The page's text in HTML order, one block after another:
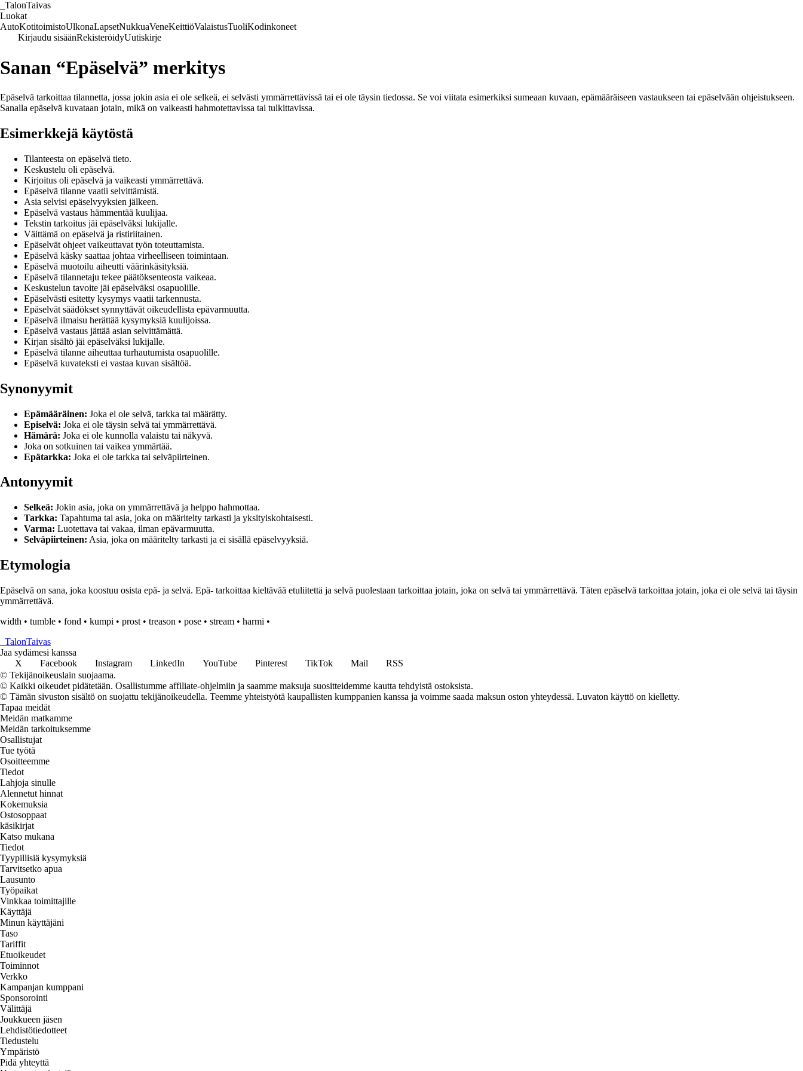
TalonTaivas
Luokat
AutoKotitoimistoUlkonaLapsetNukkuaVeneKeittiöValaistusTuoliKodinkoneet
Kirjaudu sisäänRekisteröidyUutiskirje
Sanan “Epäselvä” merkitys
Epäselvä tarkoittaa tilannetta, jossa jokin asia ei ole selkeä, ei selvästi ymmärrettävissä tai ei ole täysin tiedossa. Se voi viitata esimerkiksi sumeaan kuvaan, epämääräiseen vastaukseen tai epäselvään ohjeistukseen.
Sanalla epäselvä kuvataan jotain, mikä on vaikeasti hahmotettavissa tai tulkittavissa.
Esimerkkejä käytöstä
Tilanteesta on epäselvä tieto.
Keskustelu oli epäselvä.
Kirjoitus oli epäselvä ja vaikeasti ymmärrettävä.
Epäselvä tilanne vaatii selvittämistä.
Asia selvisi epäselvyyksien jälkeen.
Epäselvä vastaus hämmentää kuulijaa.
Tekstin tarkoitus jäi epäselväksi lukijalle.
Väittämä on epäselvä ja ristiriitainen.
Epäselvät ohjeet vaikeuttavat työn toteuttamista.
Epäselvä käsky saattaa johtaa virheelliseen toimintaan.
Epäselvä muotoilu aiheutti väärinkäsityksiä.
Epäselvä tilannetaju tekee päätöksenteosta vaikeaa.
Keskustelun tavoite jäi epäselväksi osapuolille.
Epäselvästi esitetty kysymys vaatii tarkennusta.
Epäselvät säädökset synnyttävät oikeudellista epävarmuutta.
Epäselvä ilmaisu herättää kysymyksiä kuulijoissa.
Epäselvä vastaus jättää asian selvittämättä.
Kirjan sisältö jäi epäselväksi lukijalle.
Epäselvä tilanne aiheuttaa turhautumista osapuolille.
Epäselvä kuvateksti ei vastaa kuvan sisältöä.
Synonyymit
Epämääräinen: Joka ei ole selvä, tarkka tai määrätty.
Episelvä: Joka ei ole täysin selvä tai ymmärrettävä.
Hämärä: Joka ei ole kunnolla valaistu tai näkyvä.
Joka on sotkuinen tai vaikea ymmärtää.
Epätarkka: Joka ei ole tarkka tai selväpiirteinen.
Antonyymit
Selkeä: Jokin asia, joka on ymmärrettävä ja helppo hahmottaa.
Tarkka: Tapahtuma tai asia, joka on määritelty tarkasti ja yksityiskohtaisesti.
Varma: Luotettava tai vakaa, ilman epävarmuutta.
Selväpiirteinen: Asia, joka on määritelty tarkasti ja ei sisällä epäselvyyksiä.
Etymologia
Epäselvä on sana, joka koostuu osista epä- ja selvä. Epä- tarkoittaa kieltävää etuliitettä ja selvä puolestaan tarkoittaa jotain, joka on selvä tai ymmärrettävä. Täten epäselvä tarkoittaa jotain, joka ei ole selvä tai täysin
ymmärrettävä.
width • tumble • fond • kumpi • prost • treason • pose • stream • harmi •
TalonTaivas
Jaa sydämesi kanssa
X
Facebook Instagram LinkedIn YouTube Pinterest TikTok Mail
RSS
© Tekijänoikeuslain suojaama.
© Kaikki oikeudet pidätetään. Osallistumme affiliate-ohjelmiin ja saamme maksuja suositteidemme kautta tehdyistä ostoksista.
© Tämän sivuston sisältö on suojattu tekijänoikeudella. Teemme yhteistyötä kaupallisten kumppanien kanssa ja voimme saada maksun oston yhteydessä. Luvaton käyttö on kielletty.
Tapaa meidät
Meidän matkamme
Meidän tarkoituksemme
Osallistujat
Tue työtä
Osoitteemme
Tiedot
Lahjoja sinulle
Alennetut hinnat
Kokemuksia
Ostosoppaat
käsikirjat
Katso mukana
Tiedot
Tyypillisiä kysymyksiä
Tarvitsetko apua
Lausunto
Työpaikat
Vinkkaa toimittajille
Käyttäjä
Minun käyttäjäni
Taso
Tariffit
Etuoikeudet
Toiminnot
Verkko
Kampanjan kumppani
Sponsorointi
Välittäjä
Joukkueen jäsen
Lehdistötiedotteet
Tiedustelu
Ympäristö
Pidä yhteyttä